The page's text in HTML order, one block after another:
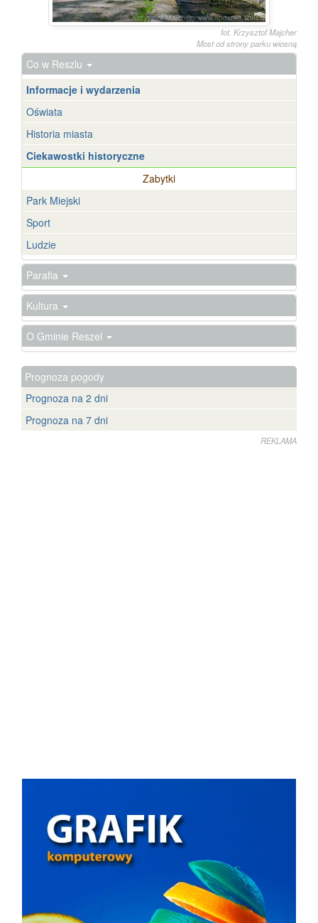
fot. Krzysztof Majcher
Most od strony parku wiosną
Co w Reszlu
Informacje i wydarzenia
Oświata
Historia miasta
Ciekawostki historyczne
Zabytki
Park Miejski
Sport
Ludzie
Parafia
Kultura
O Gminie Reszel
Prognoza pogody
Prognoza na 2 dni
Prognoza na 7 dni
REKLAMA